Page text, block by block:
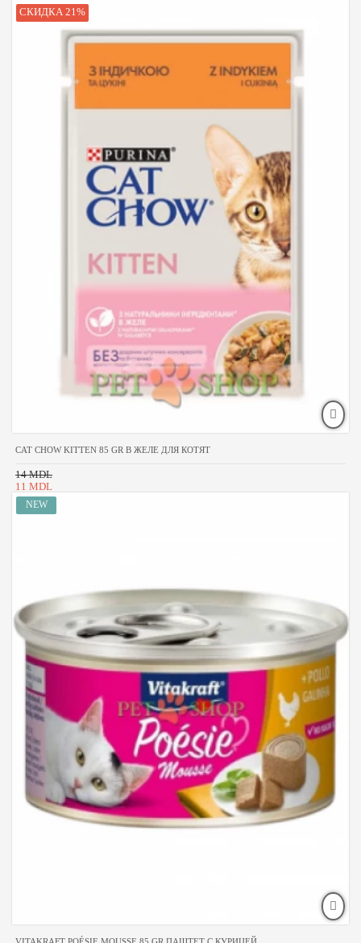
СКИДКА 21%
CAT CHOW KITTEN 85 GR В ЖЕЛЕ ДЛЯ КОТЯТ
14 MDL
11 MDL